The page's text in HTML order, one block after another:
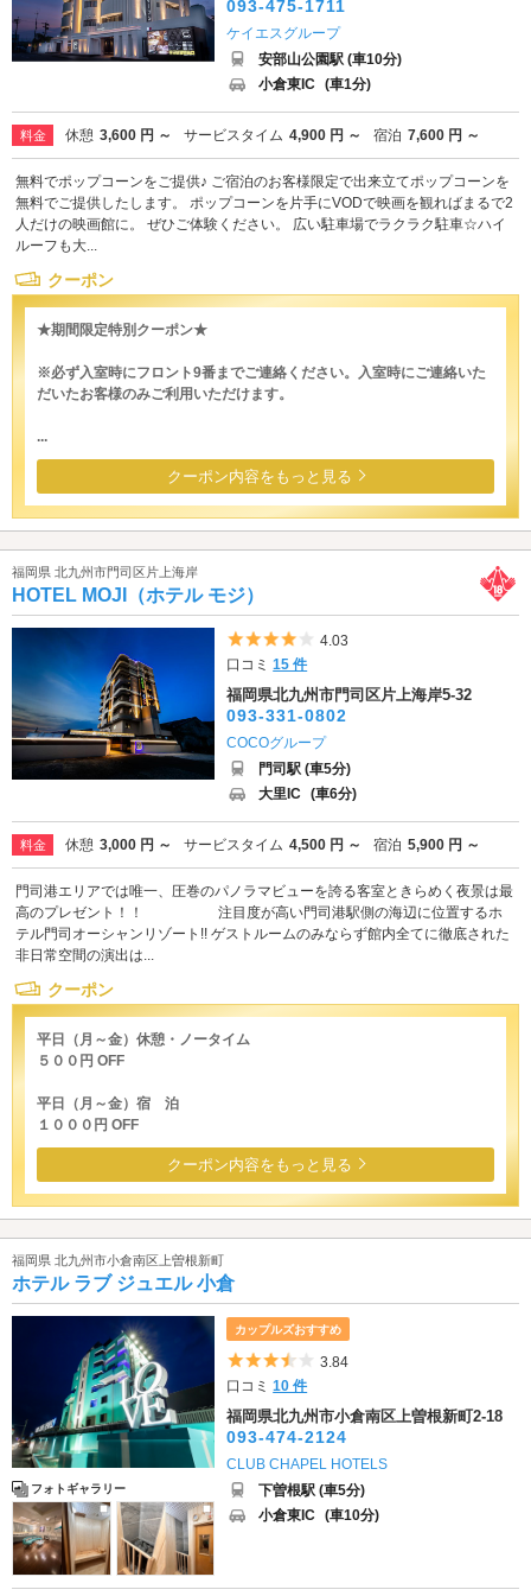
093-475-1711
ケイエスグループ
安部山公園駅 (車10分)
小倉東IC (車1分)
料金 休憩 3,600 円 ～ サービスタイム 4,900 円 ～ 宿泊 7,600 円 ～
無料でポップコーンをご提供♪ ご宿泊のお客様限定で出来立てポップコーンを
無料でご提供したします。 ポップコーンを片手にVODで映画を観ればまるで2
人だけの映画館に。 ぜひご体験ください。 広い駐車場でラクラク駐車☆ハイ
ルーフも大...
クーポン
★期間限定特別クーポン★
※必ず入室時にフロント9番までご連絡ください。入室時にご連絡いた
だいたお客様のみご利用いただけます。
...
クーポン内容をもっと見る
福岡県 北九州市門司区片上海岸
HOTEL MOJI（ホテル モジ）
5つ星のうち4
4.03
口コミ15 件
福岡県北九州市門司区片上海岸5-32
093-331-0802
COCOグループ
門司駅 (車5分)
大里IC (車6分)
料金 休憩 3,000 円 ～ サービスタイム 4,500 円 ～ 宿泊 5,900 円 ～
門司港エリアでは唯一、圧巻のパノラマビューを誇る客室ときらめく夜景は最
高のプレゼント！！ 注目度が高い門司港駅側の海辺に位置するホ
テル門司オーシャンリゾート!! ゲストルームのみならず館内全てに徹底された
非日常空間の演出は...
クーポン
平日（月～金）休憩・ノータイム
５００円 OFF
平日（月～金）宿 泊
１０００円 OFF
クーポン内容をもっと見る
福岡県 北九州市小倉南区上曽根新町
ホテル ラブ ジュエル 小倉
フォトギャラリー
カップルズおすすめ
5つ星のうち3.5
3.84
口コミ10 件
福岡県北九州市小倉南区上曽根新町2-18
093-474-2124
CLUB CHAPEL HOTELS
下曽根駅 (車5分)
小倉東IC (車10分)